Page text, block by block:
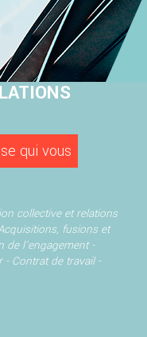
qui vous
collective et relations
fusions et
de l’engagement -
- Contrat de travail -